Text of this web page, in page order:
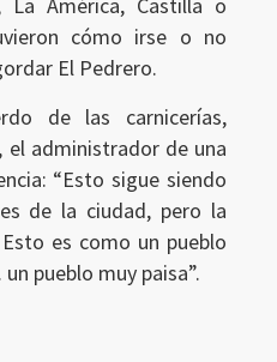
cómo irse o no
El Pedrero.
de las carnicerías,
el administrador de una
“Esto sigue siendo
de la ciudad, pero la
es como un pueblo
pueblo muy paisa”.